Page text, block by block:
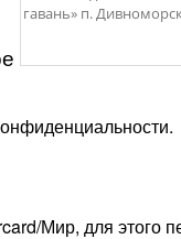
Мир, для этого